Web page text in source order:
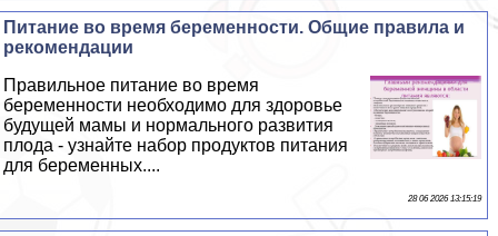
Питание во время беременности. Общие правила и
рекомендации
Правильное питание во время
беременности необходимо для здоровье
будущей мамы и нормального развития
плода - узнайте набор продуктов питания
для беременных....
28 06 2026 13:15:19